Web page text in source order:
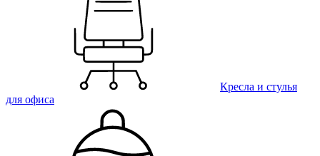
Кресла и стулья
для офиса